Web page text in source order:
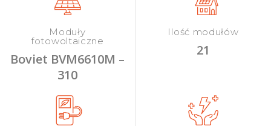
Moduły
fotowoltaiczne
Boviet BVM6610M –
310
Ilość modułów
21